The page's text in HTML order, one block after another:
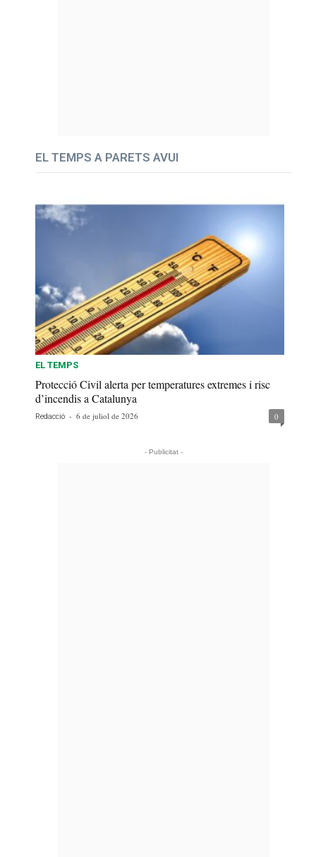
EL TEMPS A PARETS AVUI
EL TEMPS
Protecció Civil alerta per temperatures extremes i risc
d’incendis a Catalunya
Redacció - 6 de juliol de 2026 0
- Publicitat -